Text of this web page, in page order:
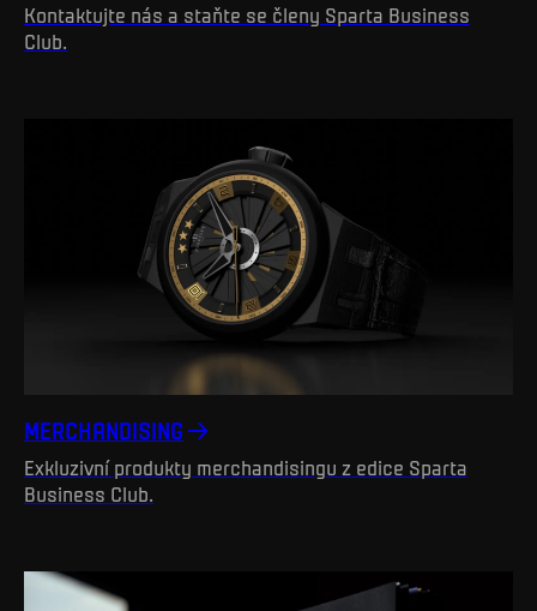
Kontaktujte nás a staňte se členy Sparta Business
Club.
MERCHANDISING
Exkluzivní produkty merchandisingu z edice Sparta
Business Club.